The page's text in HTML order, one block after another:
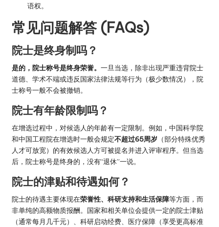
语权。
常见问题解答 (FAQs)
院士是终身制吗？
是的，院士称号是终身荣誉。 一旦当选，除非出现严重违背院士
道德、学术不端或违反国家法律法规等行为（极少数情况），院
士称号一般不会被撤销。
院士有年龄限制吗？
在增选过程中，对候选人的年龄有一定限制。例如，中国科学院
和中国工程院在增选时一般会规定不超过65周岁 （部分特殊优秀
人才可放宽）的有效候选人方可被提名并进入评审程序。但当选
后，院士称号是终身的，没有“退休”一说。
院士的津贴和待遇如何？
院士的待遇主要体现在荣誉性、科研支持和生活保障等方面，而
非单纯的高额物质报酬。国家和相关单位会提供一定的院士津贴
（通常每月几千元）、科研启动经费、医疗保障（享受更高标准